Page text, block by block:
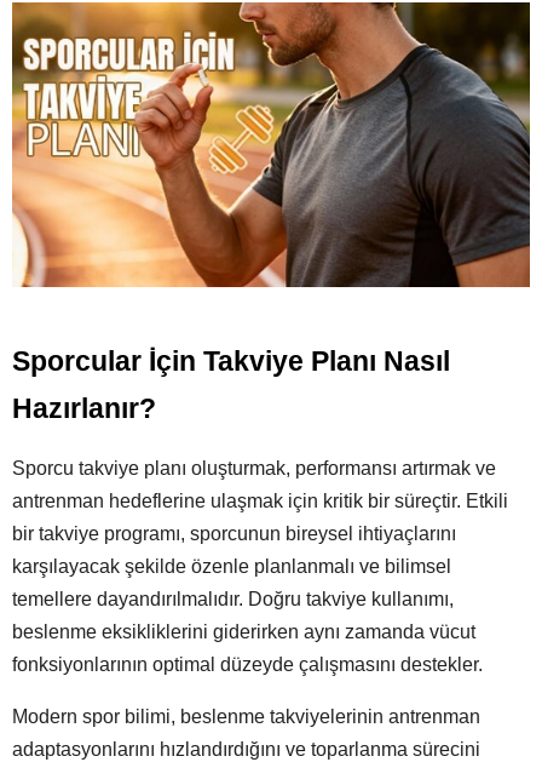
Sporcular İçin Takviye Planı Nasıl
Hazırlanır?
Sporcu takviye planı oluşturmak, performansı artırmak ve
antrenman hedeflerine ulaşmak için kritik bir süreçtir. Etkili
bir takviye programı, sporcunun bireysel ihtiyaçlarını
karşılayacak şekilde özenle planlanmalı ve bilimsel
temellere dayandırılmalıdır. Doğru takviye kullanımı,
beslenme eksikliklerini giderirken aynı zamanda vücut
fonksiyonlarının optimal düzeyde çalışmasını destekler.
Modern spor bilimi, beslenme takviyelerinin antrenman
adaptasyonlarını hızlandırdığını ve toparlanma sürecini